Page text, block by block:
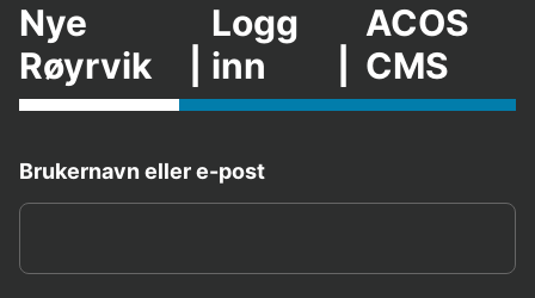
Nye
Røyrvik
Logg
inn
ACOS
CMS
Brukernavn eller e-post